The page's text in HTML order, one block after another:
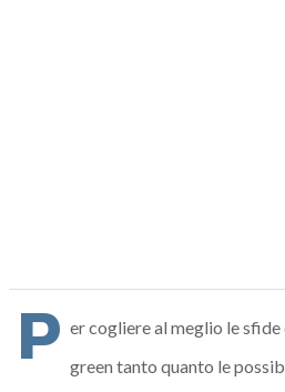
P er cogliere al meglio le
green tanto quanto le